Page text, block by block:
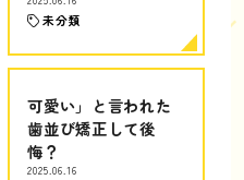
未分類
可愛い」と言われた
歯並び矯正して後
悔？
2025.06.16